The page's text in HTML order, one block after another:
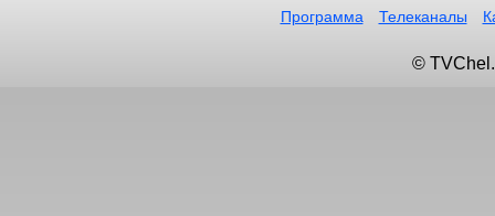
Программа Телеканалы
©